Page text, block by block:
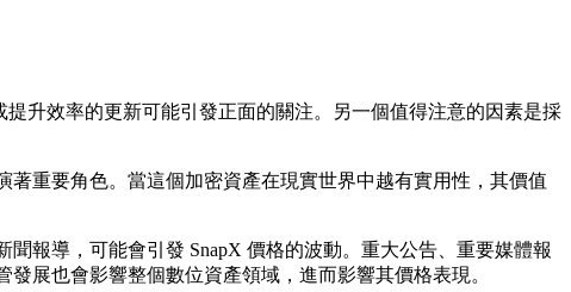
升效率的更新可能引發正面的關注。另一個值得注意的因素是採
重要角色。當這個加密資產在現實世界中越有實用性，其價值
報導，可能會引發 SnapX 價格的波動。重大公告、重要媒體報
展也會影響整個數位資產領域，進而影響其價格表現。